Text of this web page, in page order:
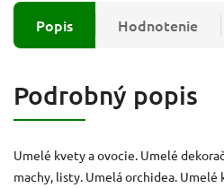
Popis Hodnotenie
Podrobný popis
Umelé kvety a ovocie. Umelé
machy, listy. Umelá orchidea.